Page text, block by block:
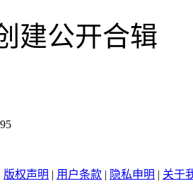
建公开合辑
版权声明 | 用户条款 | 隐私申明 | 关于